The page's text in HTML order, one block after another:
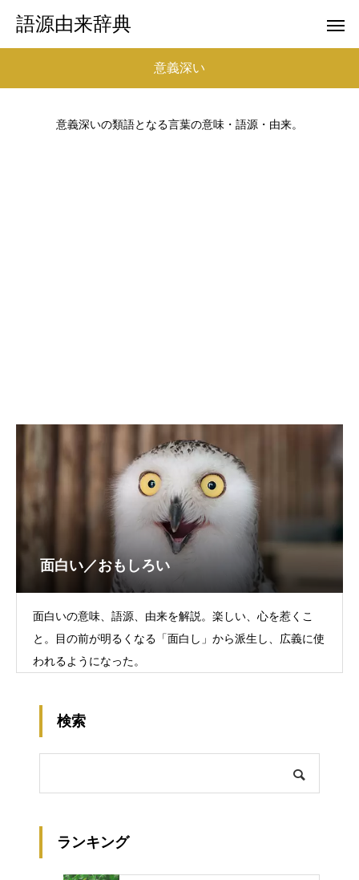
語源由来辞典
意義深い
意義深いの類語となる言葉の意味・語源・由来。
面白い／おもしろい
面白いの意味、語源、由来を解説。楽しい、心を惹くこ
と。目の前が明るくなる「面白し」から派生し、広義に使
われるようになった。
検索
ランキング